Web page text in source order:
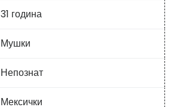
31 година
Мушки
Непознат
Мексички